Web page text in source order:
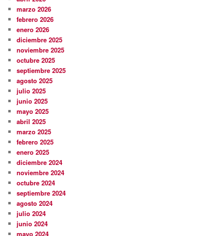
marzo 2026
febrero 2026
enero 2026
diciembre 2025
noviembre 2025
octubre 2025
septiembre 2025
agosto 2025
julio 2025
junio 2025
mayo 2025
abril 2025
marzo 2025
febrero 2025
enero 2025
diciembre 2024
noviembre 2024
octubre 2024
septiembre 2024
agosto 2024
julio 2024
junio 2024
mayo 2024